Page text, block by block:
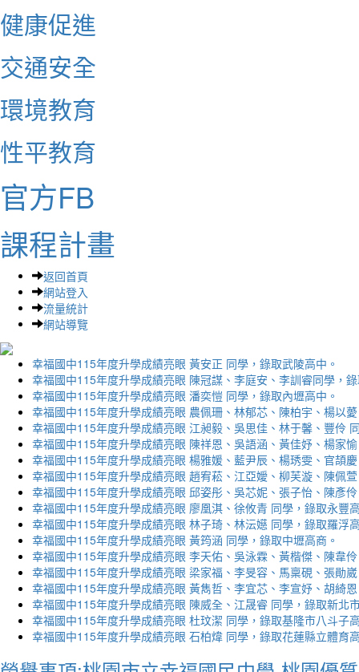
健康促進
交通安全
環境教育
性平教育
官方FB
課程計畫
返回首頁
網站登入
流量統計
網站導覽
幸福國中115年度升學成績亮眼 黃安正 同學，錄取武陵高中。
幸福國中115年度升學成績亮眼 陳冠謀、李庭安、李訓睿同學，
幸福國中115年度升學成績亮眼 潘奕愷 同學，錄取內壢高中。
幸福國中115年度升學成績亮眼 農佩珊、林郁芯、陳柏宇、楊以
幸福國中115年度升學成績亮眼 江昶毅、吳思佳、林于馨、豐伶
幸福國中115年度升學成績亮眼 陳祥恩、吳語涵、黃佳妤、楊家
幸福國中115年度升學成績亮眼 楊雅媛、藍尹辰、楊琇雯、官頡
幸福國中115年度升學成績亮眼 趙宥菘、江亞嬡、柳芙漩、陳佩
幸福國中115年度升學成績亮眼 邱姿彤、吳芯妮、張子怡、陳彥
幸福國中115年度升學成績亮眼 廖凰淇、徐攸青 同學，錄取永豐
幸福國中115年度升學成績亮眼 林子琦、林沄嬨 同學，錄取羅浮
幸福國中115年度升學成績亮眼 黃筠涵 同學，錄取中壢高商。
幸福國中115年度升學成績亮眼 李天佑、吳泳霖、黃楷傑、陳韋
幸福國中115年度升學成績亮眼 梁家福、李旻容、馬稟硯、張勛
幸福國中115年度升學成績亮眼 黃雋哲、李宜芯、李宣妤、胡綺
幸福國中115年度升學成績亮眼 陳威全、江晟睿 同學，錄取新北
幸福國中115年度升學成績亮眼 杜玟潔 同學，錄取基隆市八斗子
幸福國中115年度升學成績亮眼 石柏煒 同學，錄取花蓮縣立體育